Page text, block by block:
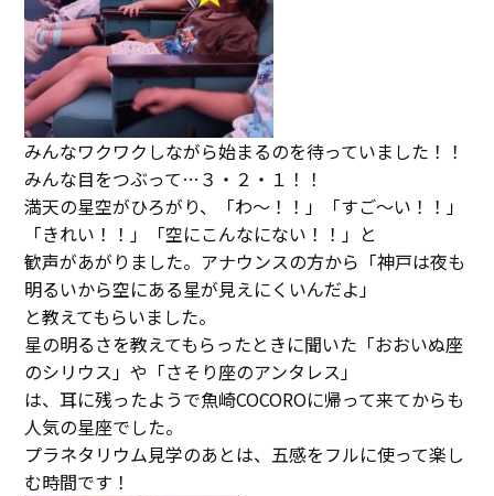
みんなワクワクしながら始まるのを待っていました！！
みんな目をつぶって…３・２・１！！
満天の星空がひろがり、「わ～！！」「すご～い！！」
「きれい！！」「空にこんなにない！！」と
歓声があがりました。アナウンスの方から「神戸は夜も
明るいから空にある星が見えにくいんだよ」
と教えてもらいました。
星の明るさを教えてもらったときに聞いた「おおいぬ座
のシリウス」や「さそり座のアンタレス」
は、耳に残ったようで魚崎COCOROに帰って来てからも
人気の星座でした。
プラネタリウム見学のあとは、五感をフルに使って楽し
む時間です！